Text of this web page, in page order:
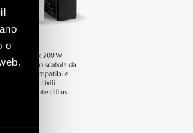
o
Carico massimo